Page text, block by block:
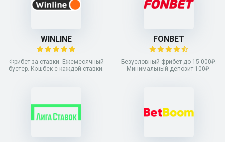
WINLINE
Фрибет за ставки. Ежемесячный
бустер. Кэшбек с каждой ставки.
FONBET
Безусловный фрибет до 15 000₽.
Минимальный депозит 100₽.